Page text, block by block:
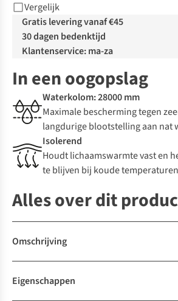
Vergelijk
Gratis levering vanaf €45
30 dagen bedenktijd
Klantenservice: ma-za
In een oogopslag
Waterkolom: 28000 mm
Maximale bescherming tegen
langdurige blootstelling aan nat
Isolerend
Houdt lichaamswarmte vast en
te blijven bij koude
Alles over dit
Omschrijving
Eigenschappen